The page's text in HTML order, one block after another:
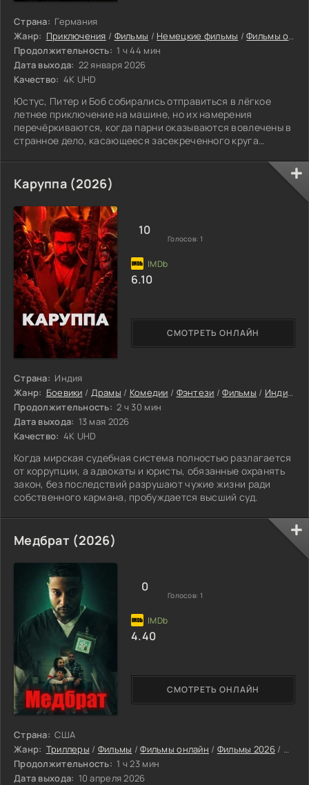
Страна: Германия
Жанр: Приключения / Фильмы / Немецкие фильмы /Фильмы онлайн
Продолжительность: 1 ч 44 мин
Дата выхода: 22 января 2026
Качество: 4K UHD
Юстус, Питер и Боб собирались отправиться в лёгкое
летнее приключение на машине, но их намерения
перечёркиваются, когда парни оказываются вовлечены в
странное дело, касающееся засекреченного круга
обычного маршрута — на проклятый вулканический
участок Макатао, который носит название «Мёртвый
остров». По сложным тропам, среди старых загадок и
жутких стечений обстоятельств, героям необходимо
выяснить, что прячет этот остров и кто стоит во
Каруппа (2026)
Страна: Индия
Жанр: Боевики / Драмы / Комедии / Фэнтези /Фильмы / Индийские фильмы
Продолжительность: 2 ч 30 мин
Дата выхода: 13 мая 2026
Качество: 4K UHD
Когда мирская судебная система полностью разлагается
от коррупции, а адвокаты и юристы, обязанные охранять
закон, без последствий разрушают чужие жизни ради
собственного кармана, пробуждается высший суд.
СМОТРЕТЬ ОНЛАЙН
10
Голосов: 1
6.10
Медбрат (2026)
Страна: США
Жанр: Триллеры / Фильмы /Фильмы онлайн / Фильмы 2026/
Продолжительность: 1 ч 23 мин
Дата выхода: 10 апреля 2026
СМОТРЕТЬ ОНЛАЙН
0
Голосов: 1
4.40